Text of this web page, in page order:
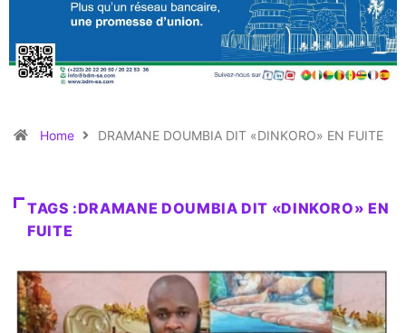
Home DRAMANE DOUMBIA DIT «DINKORO» EN FUITE
TAGS :DRAMANE DOUMBIA DIT «DINKORO» EN
FUITE